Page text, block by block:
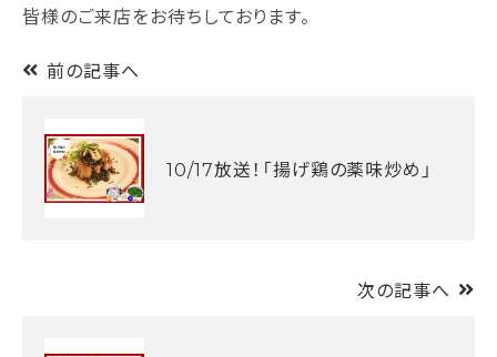
皆様のご来店をお待ちしております。
前の記事へ
10/17放送！「揚げ鶏の薬味炒め」
次の記事へ